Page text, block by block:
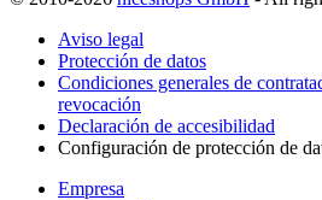
Aviso legal
Protección de datos
Condiciones generales de
revocación
Declaración de accesibilidad
Configuración de protección de
Empresa